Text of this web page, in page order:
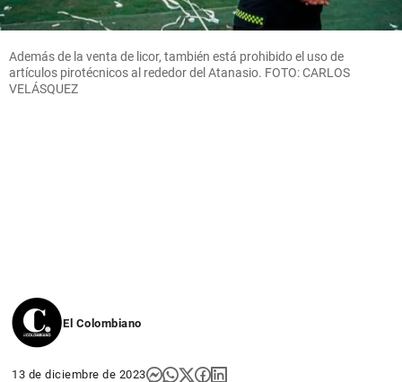
Además de la venta de licor, también está prohibido el uso de
artículos pirotécnicos al rededor del Atanasio. FOTO: CARLOS
VELÁSQUEZ
El Colombiano
13 de diciembre de 2023